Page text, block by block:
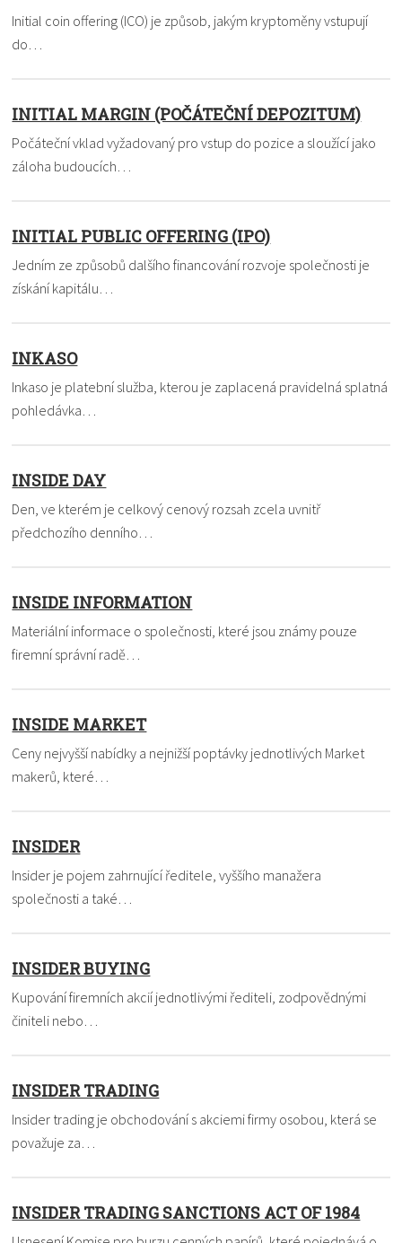
Initial coin offering (ICO) je způsob, jakým kryptoměny vstupují
do…
INITIAL MARGIN (POČÁTEČNÍ DEPOZITUM)
Počáteční vklad vyžadovaný pro vstup do pozice a sloužící jako
záloha budoucích…
INITIAL PUBLIC OFFERING (IPO)
Jedním ze způsobů dalšího financování rozvoje společnosti je
získání kapitálu…
INKASO
Inkaso je platební služba, kterou je zaplacená pravidelná splatná
pohledávka…
INSIDE DAY
Den, ve kterém je celkový cenový rozsah zcela uvnitř
předchozího denního…
INSIDE INFORMATION
Materiální informace o společnosti, které jsou známy pouze
firemní správní radě…
INSIDE MARKET
Ceny nejvyšší nabídky a nejnižší poptávky jednotlivých Market
makerů, které…
INSIDER
Insider je pojem zahrnující ředitele, vyššího manažera
společnosti a také…
INSIDER BUYING
Kupování firemních akcií jednotlivými řediteli, zodpovědnými
činiteli nebo…
INSIDER TRADING
Insider trading je obchodování s akciemi firmy osobou, která se
považuje za…
INSIDER TRADING SANCTIONS ACT OF 1984